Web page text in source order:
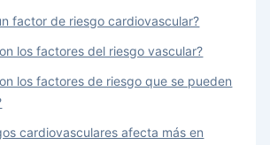
factor de riesgo cardiovascular?
los factores del riesgo vascular?
los factores de riesgo que se pueden
cardiovasculares afecta más en